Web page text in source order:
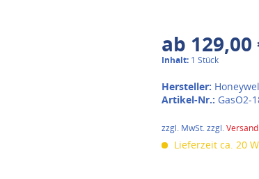
ab 129,00
Inhalt: 1 Stück
Hersteller:
Artikel-Nr.: GasO2-
zzgl. MwSt. zzgl.Versand
Lieferzeit ca. 20